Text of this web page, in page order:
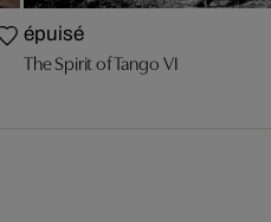
épuisé
The Spirit of Tango VI